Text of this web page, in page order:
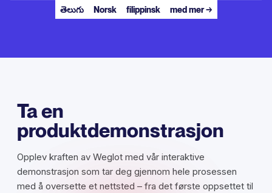
తెలుగు
Norsk filippinsk med mer →
Ta en
produktdemonstrasjon
Opplev kraften av Weglot med vår interaktive
demonstrasjon som tar deg gjennom hele prosessen
med å oversette et nettsted – fra det første oppsettet til